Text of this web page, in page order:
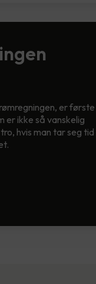
er første
er ikke så vanskelig
hvis man tar seg tid